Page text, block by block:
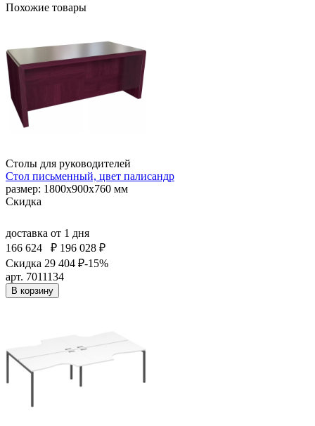
Похожие товары
Столы для руководителей
Стол письменный, цвет палисандр
размер: 1800x900x760 мм
Скидка
доставка от 1 дня
166 624
₽ 196 028 ₽
Скидка 29 404 ₽-15%
арт. 7011134
В корзину